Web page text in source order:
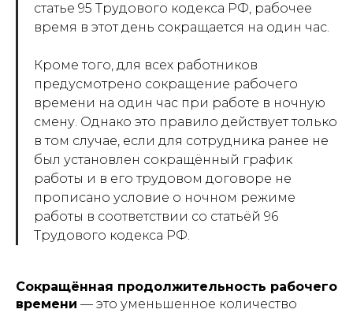
статье 95 Трудового кодекса РФ, рабочее
время в этот день сокращается на один час.
Кроме того, для всех работников
предусмотрено сокращение рабочего
времени на один час при работе в ночную
смену. Однако это правило действует только
в том случае, если для сотрудника ранее не
был установлен сокращённый график
работы и в его трудовом договоре не
прописано условие о ночном режиме
работы в соответствии со статьёй 96
Трудового кодекса РФ.
Сокращённая продолжительность рабочего
времени — это уменьшенное количество